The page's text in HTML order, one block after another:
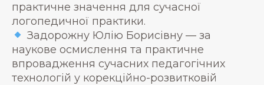
практичне значення для сучасної
логопедичної практики.
Задорожну Юлію Борисівну — за
наукове осмислення та практичне
впровадження сучасних педагогічних
технологій у корекційно-розвитковій